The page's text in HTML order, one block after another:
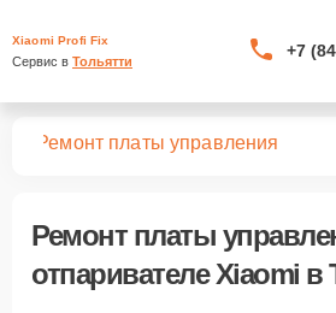
Xiaomi Profi Fix
Сервис в Тольятти
+7
Ремонт платы управления
Ремонт платы
отпаривателе Xiaomi в